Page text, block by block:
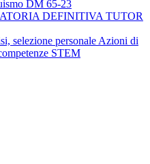
DM 65-23
DEFINITIVA TUTOR
selezione personale Azioni di
STEM